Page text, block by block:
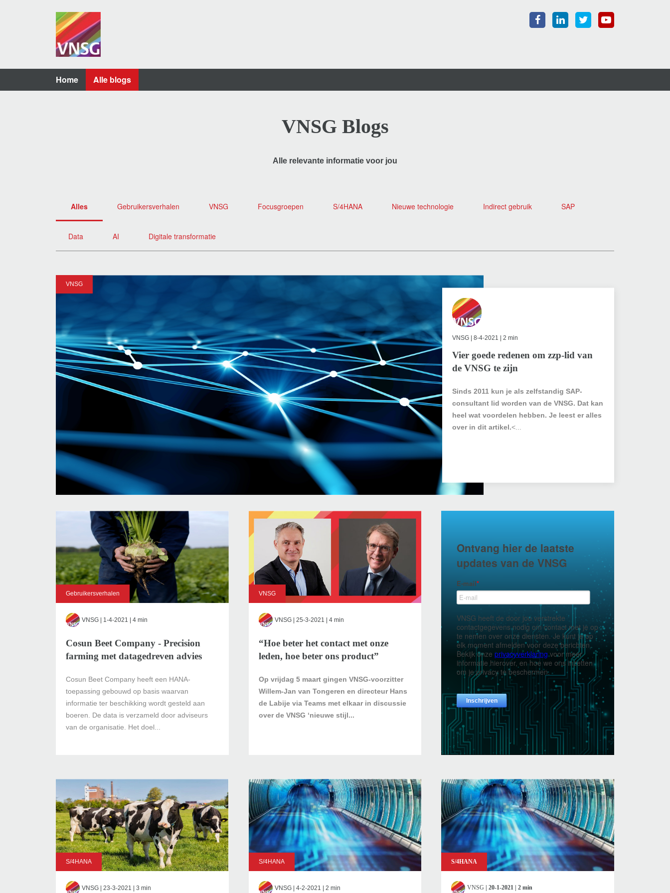
Home Alle blogs
VNSG Blogs
Alle relevante informatie voor jou
Alles Gebruikersverhalen VNSG Focusgroepen S/4HANA Nieuwe technologie Indirect gebruik SAP
Data AI Digitale transformatie
VNSG
VNSG| 8-4-2021 | 2 min
Vier goede redenen om zzp-lid van
de VNSG te zijn
Sinds 2011 kun je als zelfstandig SAP-
consultant lid worden van de VNSG. Dat kan
heel wat voordelen hebben. Je leest er alles
over in dit artikel. <...
Gebruikersverhalen
VNSG | 1-4-2021 | 4 min
Cosun Beet Company - Precision
farming met datagedreven advies
Cosun Beet Company heeft een HANA-
toepassing gebouwd op basis waarvan
informatie ter beschikking wordt gesteld aan
boeren. De data is verzameld door adviseurs
van de organisatie. Het doel...
VNSG
VNSG| 25-3-2021 | 4 min
“Hoe beter het contact met onze
leden, hoe beter ons product”
Op vrijdag 5 maart gingen VNSG-voorzitter
Willem-Jan van Tongeren en directeur Hans
de Labije via Teams met elkaar in discussie
over de VNSG ‘nieuwe stijl...
S/4HANA
VNSG | 23-3-2021 | 3 min
S/4HANA
VNSG| 4-2-2021 | 2 min
S/4HANA
VNSG | 20-1-2021 | 2 min